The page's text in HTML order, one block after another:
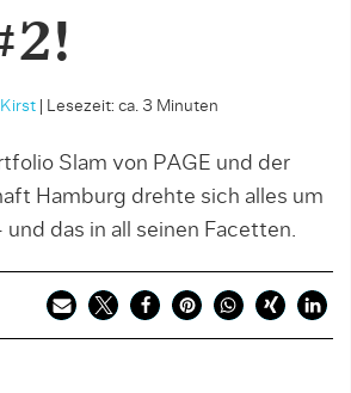
Kirst Lesezeit: ca. 3 Minuten
Slam von PAGE und der
Hamburg drehte sich alles um
und das in all seinen Facetten.